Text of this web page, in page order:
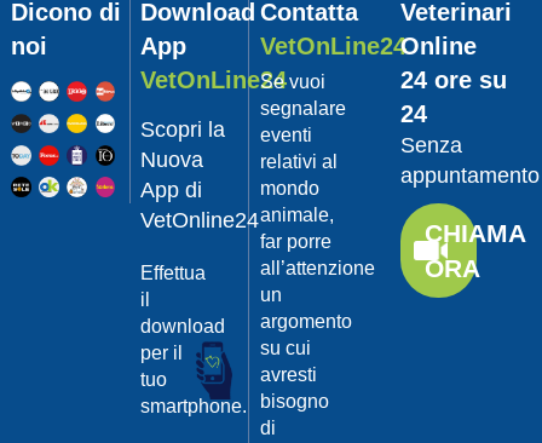
con
Dott.
Felici
Manuel
Guarda
il video
da
Dott.
Felici
Dicono di
noi
Download
App
VetOnLine24
Scopri la
Nuova
App di
VetOnline24
Effettua
il
download
per il
tuo
smartphone.
Contatta
VetOnLine24
Se vuoi
segnalare
eventi
relativi al
mondo
animale,
far porre
all’attenzione
un
argomento
su cui
avresti
bisogno
di
Veterinari
Online
24 ore su
24
Senza
appuntamento
CHIAMA
ORA